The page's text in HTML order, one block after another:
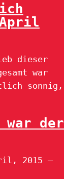
dieser
war
sonnig,
war der
2015 –